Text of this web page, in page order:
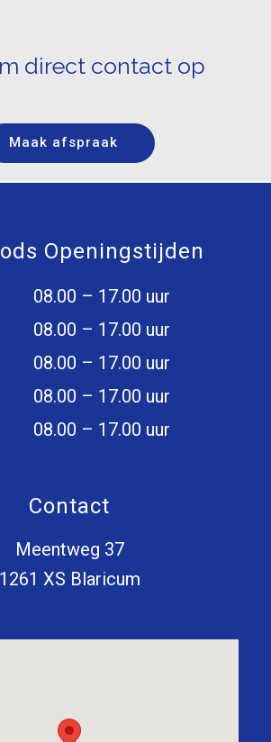
direct contact op
Maak afspraak
Openingstijden
08.00 – 17.00 uur
08.00 – 17.00 uur
08.00 – 17.00 uur
08.00 – 17.00 uur
08.00 – 17.00 uur
Contact
Meentweg 37
1261 XS Blaricum